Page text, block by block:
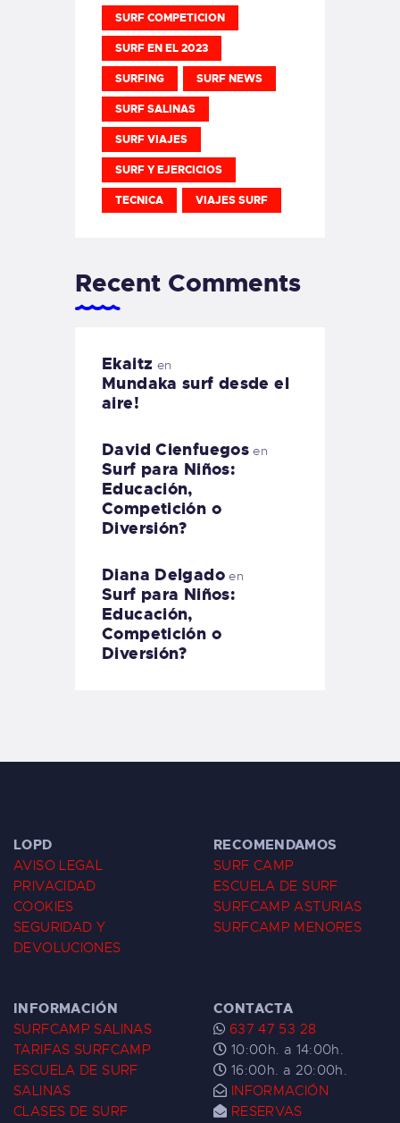
SURF COMPETICION
SURF EN EL 2023
SURFING SURF NEWS
SURF SALINAS
SURF VIAJES
SURF Y EJERCICIOS
TECNICA VIAJES SURF
Recent Comments
Ekaitz en
Mundaka surf desde el
aire!
David Cienfuegos en
Surf para Niños:
Educación,
Competición o
Diversión?
Diana Delgadoen
Surf para Niños:
Educación,
Competición o
Diversión?
LOPD
AVISO LEGAL
PRIVACIDAD
COOKIES
SEGURIDAD Y
DEVOLUCIONES
RECOMENDAMOS
SURF CAMP
ESCUELA DE SURF
SURFCAMP ASTURIAS
SURFCAMP MENORES
INFORMACIÓN
SURFCAMP SALINAS
TARIFAS SURFCAMP
ESCUELA DE SURF
SALINAS
CLASES DE SURF
CONTACTA
637 47 53 28
10:00h. a 14:00h.
16:00h. a 20:00h.
INFORMACIÓN
RESERVAS